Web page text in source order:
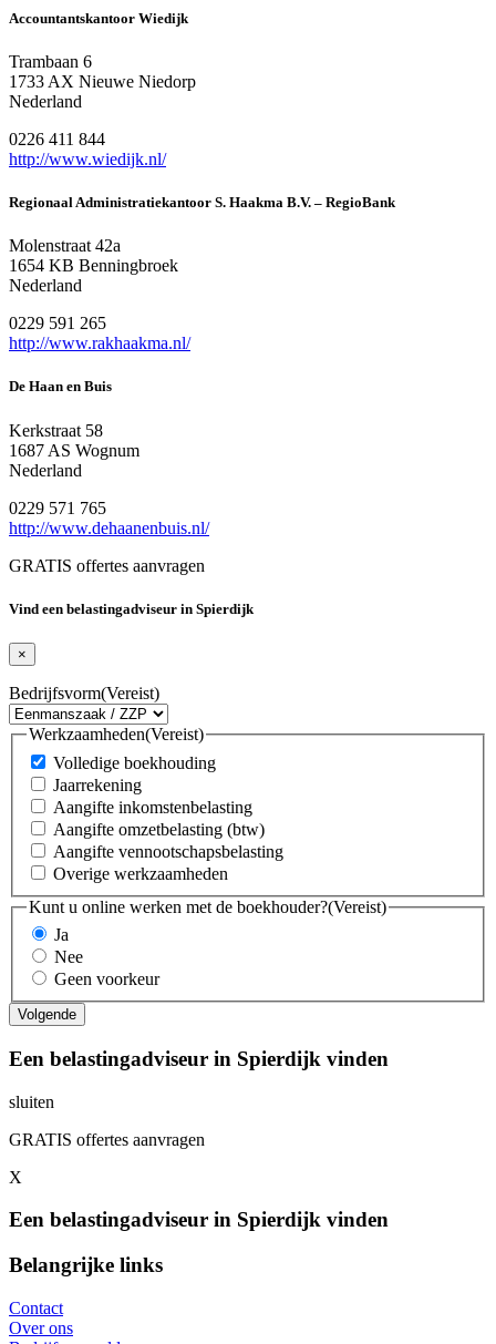
Accountantskantoor Wiedijk
Trambaan 6
1733 AX Nieuwe Niedorp
Nederland
0226 411 844
http://www.wiedijk.nl/
Regionaal Administratiekantoor S. Haakma B.V. – RegioBank
Molenstraat 42a
1654 KB Benningbroek
Nederland
0229 591 265
http://www.rakhaakma.nl/
De Haan en Buis
Kerkstraat 58
1687 AS Wognum
Nederland
0229 571 765
http://www.dehaanenbuis.nl/
GRATIS offertes aanvragen
Vind een belastingadviseur in Spierdijk
×
Bedrijfsvorm(Vereist)
Werkzaamheden(Vereist)
Volledige boekhouding
Jaarrekening
Aangifte inkomstenbelasting
Aangifte omzetbelasting (btw)
Aangifte vennootschapsbelasting
Overige werkzaamheden
Kunt u online werken met de boekhouder?(Vereist)
Ja
Nee
Geen voorkeur
Een belastingadviseur in Spierdijk vinden
sluiten
GRATIS offertes aanvragen
X
Een belastingadviseur in Spierdijk vinden
Belangrijke links
Contact
Over ons